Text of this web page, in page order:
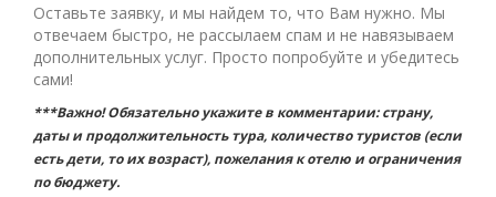
Оставьте заявку, и мы найдем то, что Вам нужно. Мы
отвечаем быстро, не рассылаем спам и не навязываем
дополнительных услуг. Просто попробуйте и убедитесь
сами!
***Важно! Обязательно укажите в комментарии: страну,
даты и продолжительность тура, количество туристов (если
есть дети, то их возраст), пожелания к отелю и ограничения
по бюджету.